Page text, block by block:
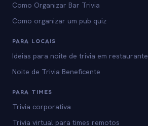
Como Organizar Bar Trivia
Como organizar um pub quiz
PARA LOCAIS
Ideias para noite de trivia em restaurante
Noite de Trivia Beneficente
PARA TIMES
Trivia corporativa
Trivia virtual para times remotos